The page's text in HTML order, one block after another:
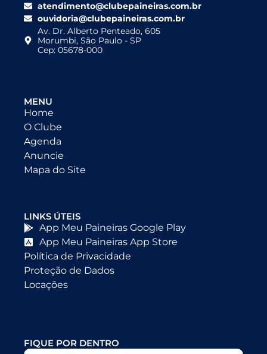
atendimento@clubepaineiras.com.br
ouvidoria@clubepaineiras.com.br
Av. Dr. Alberto Penteado, 605
Morumbi, São Paulo - SP
Cep: 05678-000
MENU
Home
O Clube
Agenda
Anuncie
Mapa do Site
LINKS ÚTEIS
App Meu Paineiras Google Play
App Meu Paineiras App Store
Política de Privacidade
Proteção de Dados
Locações
FIQUE POR DENTRO